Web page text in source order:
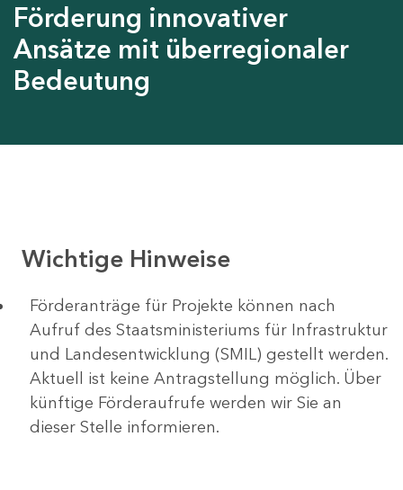
Förderung innovativer
Ansätze mit überregionaler
Bedeutung
Wichtige Hinweise
Förderanträge für Projekte können nach
Aufruf des Staatsministeriums für Infrastruktur
und Landesentwicklung (SMIL) gestellt werden.
Aktuell ist keine Antragstellung möglich. Über
künftige Förderaufrufe werden wir Sie an
dieser Stelle informieren.